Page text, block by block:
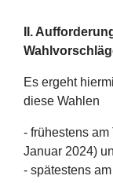
II.
Es ergeht
diese Wahlen
- frühestens
Januar 2024)
- spätestens